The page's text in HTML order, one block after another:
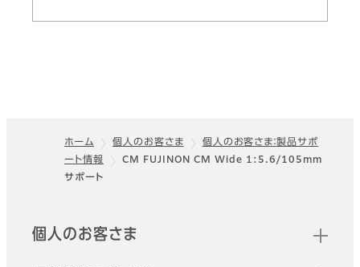
フッター
ホーム 個人のお客さま
個人のお客さま：製品サポ
ート情報
CM FUJINON CM Wide 1:5.6/105mm
サポート
クイックリンク
個人のお客さま